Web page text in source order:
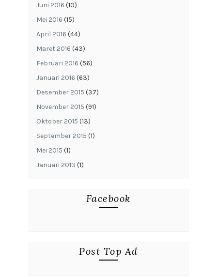
Juni 2016 (10)
Mei 2016 (15)
April 2016 (44)
Maret 2016 (43)
Februari 2016 (56)
Januari 2016 (63)
Desember 2015 (37)
November 2015 (91)
Oktober 2015 (13)
September 2015 (1)
Mei 2015 (1)
Januari 2013 (1)
Facebook
Post Top Ad